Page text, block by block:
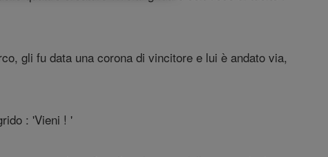
gli fu data una corona di vincitore e lui è andato via,
: 'Vieni ! '